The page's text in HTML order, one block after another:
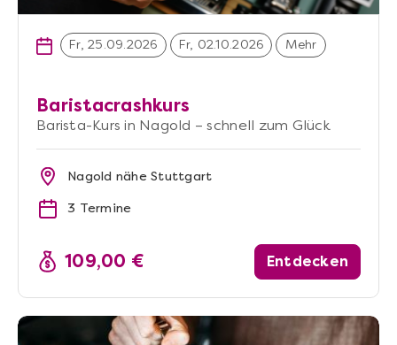
Fr, 25.09.2026 Fr, 02.10.2026 Mehr
Baristacrashkurs
Barista-Kurs in Nagold – schnell zum Glück
Nagold nähe Stuttgart
3 Termine
109,00 € Entdecken